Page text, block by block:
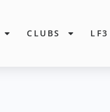
CLUBS LF3